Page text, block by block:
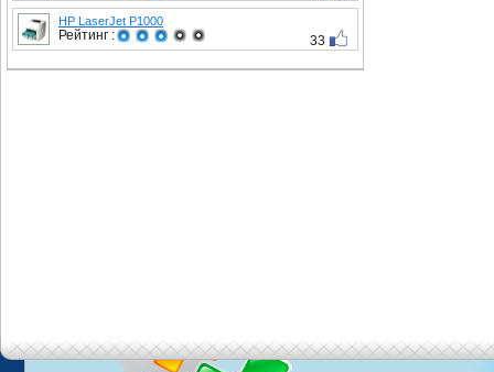
HP LaserJet P1000
Рейтинг : 33